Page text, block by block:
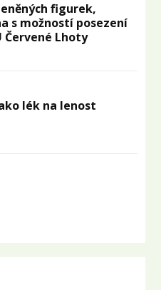
figurek,
s možností posezení
Červené Lhoty
lék na lenost